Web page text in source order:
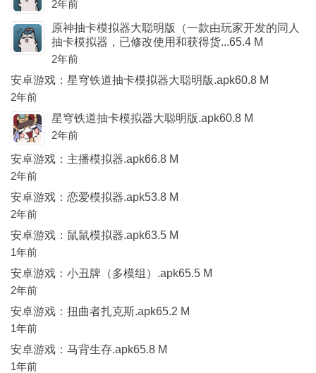
2年前
原神抽卡模拟器大聪明版（一款由玩家开发的同人
抽卡模拟器，已修改使用和获得货...65.4 M
2年前
安卓游戏：星穹铁道抽卡模拟器大聪明版.apk60.8 M
2年前
星穹铁道抽卡模拟器大聪明版.apk60.8 M
2年前
安卓游戏：主播模拟器.apk66.8 M
2年前
安卓游戏：恋爱模拟器.apk53.8 M
2年前
安卓游戏：鼠鼠模拟器.apk63.5 M
1年前
安卓游戏：小丑牌（多模组）.apk65.5 M
2年前
安卓游戏：扭曲者扎克斯.apk65.2 M
1年前
安卓游戏：马背生存.apk65.8 M
1年前